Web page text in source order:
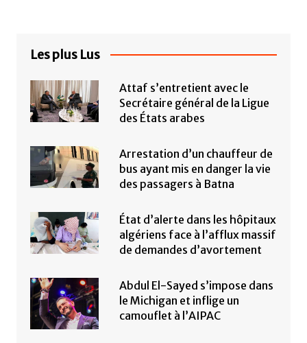
Les plus Lus
Attaf s’entretient avec le
Secrétaire général de la Ligue
des États arabes
Arrestation d’un chauffeur de
bus ayant mis en danger la vie
des passagers à Batna
État d’alerte dans les hôpitaux
algériens face à l’afflux massif
de demandes d’avortement
Abdul El-Sayed s’impose dans
le Michigan et inflige un
camouflet à l’AIPAC